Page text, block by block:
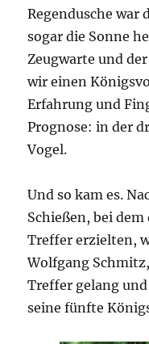
Regendusche war
sogar die Sonne
Zeugwarte und
wir einen
Erfahrung und
Prognose: in der
Vogel.
Und so kam es.
Schießen, bei
Treffer erzielten,
Wolfgang
Treffer gelang
seine fünfte